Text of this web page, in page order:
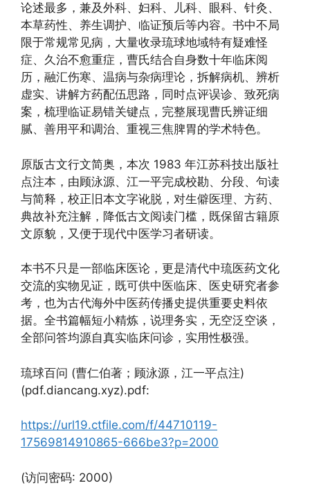
论述最多，兼及外科、妇科、儿科、眼科、针灸、
本草药性、养生调护、临证预后等内容。书中不局
限于常规常见病，大量收录琉球地域特有疑难怪
症、久治不愈重症，曹氏结合自身数十年临床阅
历，融汇伤寒、温病与杂病理论，拆解病机、辨析
虚实、讲解方药配伍思路，同时点评误诊、致死病
案，梳理临证易错关键点，完整展现曹氏辨证细
腻、善用平和调治、重视三焦脾胃的学术特色。
原版古文行文简奥，本次 1983 年江苏科技出版社
点注本，由顾泳源、江一平完成校勘、分段、句读
与简释，校正旧本文字讹脱，对生僻医理、方药、
典故补充注解，降低古文阅读门槛，既保留古籍原
文原貌，又便于现代中医学习者研读。
本书不只是一部临床医论，更是清代中琉医药文化
交流的实物见证，既可供中医临床、医史研究者参
考，也为古代海外中医药传播史提供重要史料依
据。全书篇幅短小精炼，说理务实，无空泛空谈，
全部问答均源自真实临床问诊，实用性极强。
琉球百问 (曹仁伯著；顾泳源，江一平点注)
(pdf.diancang.xyz).pdf:
https://url19.ctfile.com/f/44710119-
17569814910865-666be3?p=2000
(访问密码: 2000)